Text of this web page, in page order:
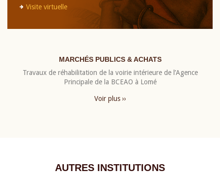
Visite virtuelle
MARCHÉS PUBLICS & ACHATS
Travaux de réhabilitation de la voirie intérieure de l’Agence
Principale de la BCEAO à Lomé
Voir plus ››
AUTRES INSTITUTIONS